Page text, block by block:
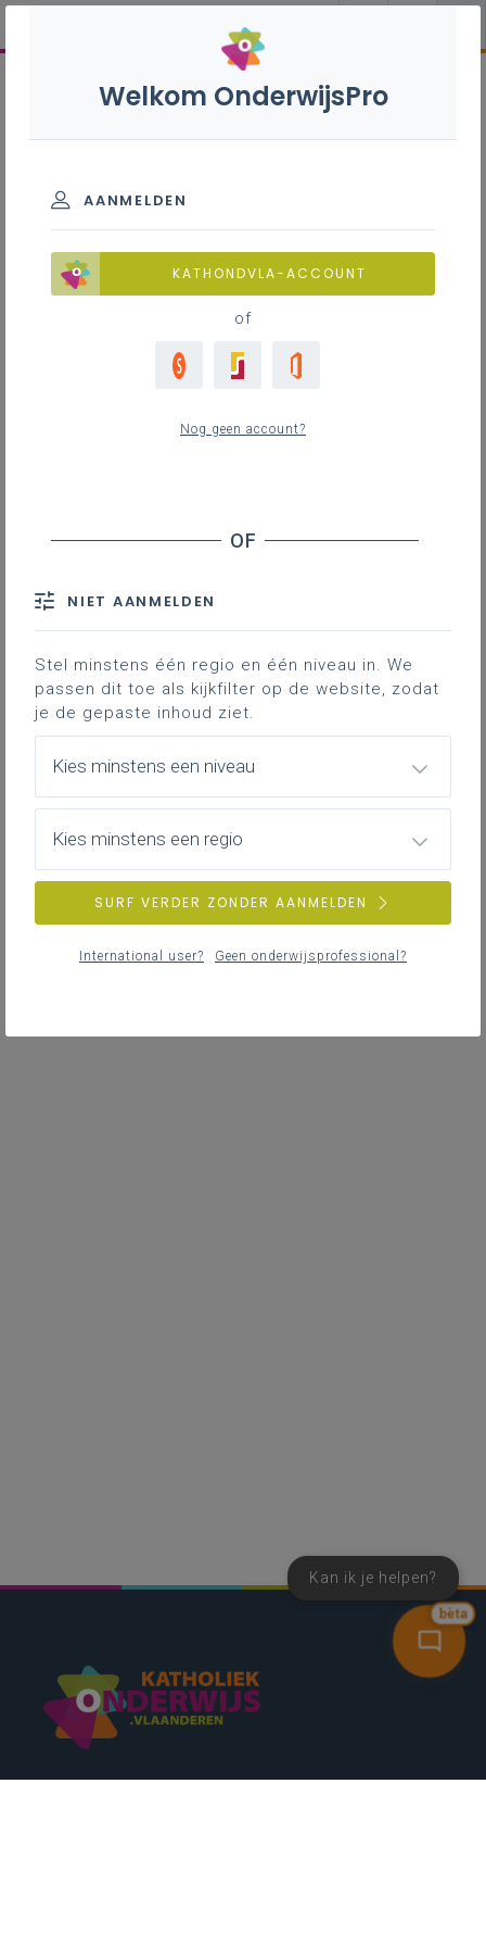
bèta
Kan ik je helpen?
Welkom OnderwijsPro
AANMELDEN
KATHONDVLA-ACCOUNT
of
Nog geen account?
NIET AANMELDEN
Stel minstens één regio en één niveau in. We
passen dit toe als kijkfilter op de website, zodat
je de gepaste inhoud ziet.
Kies minstens een niveau
Kies minstens een regio
SURF VERDER ZONDER AANMELDEN
International user? Geen onderwijsprofessional?